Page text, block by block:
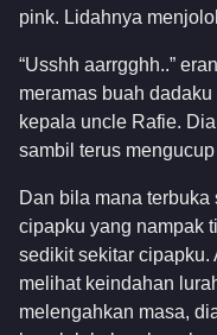
pink. Lidahnya
“Usshh aarrgghh..”
meramas buah
kepala uncle Rafie.
sambil terus
Dan bila mana
cipapku yang nampak
sedikit sekitar cipapku.
melihat keindahan
melengahkan masa,